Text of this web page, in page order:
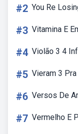
#2 You Re
#3 Vitamina E
#4 Violão 3 4
#5 Vieram 3
#6 Versos De
#7 Vermelho E